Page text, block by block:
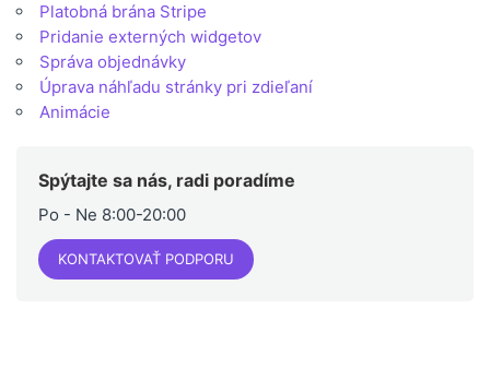
Platobná brána Stripe
Pridanie externých widgetov
Správa objednávky
Úprava náhľadu stránky pri zdieľaní
Animácie
Spýtajte sa nás, radi poradíme
Po - Ne 8:00-20:00
KONTAKTOVAŤ PODPORU